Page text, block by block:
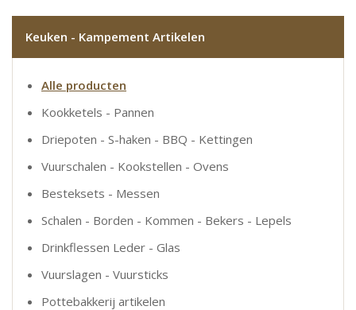
Keuken - Kampement Artikelen
Alle producten
Kookketels - Pannen
Driepoten - S-haken - BBQ - Kettingen
Vuurschalen - Kookstellen - Ovens
Besteksets - Messen
Schalen - Borden - Kommen - Bekers - Lepels
Drinkflessen Leder - Glas
Vuurslagen - Vuursticks
Pottebakkerij artikelen